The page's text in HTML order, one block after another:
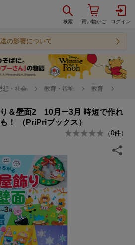
の影響について
想・社会 教育・福祉 教育
＆壁面2 10月ー3月 時短で作れ
！ （PriPriブックス）
（0件）